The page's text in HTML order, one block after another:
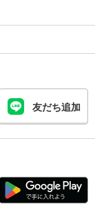
友だち追加